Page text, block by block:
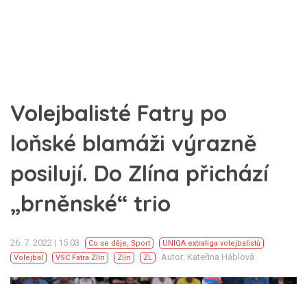
Volejbalisté Fatry po
loňské blamáži výrazně
posilují. Do Zlína přichází
„brněnské“ trio
26. 7. 2022 | 15:03 Co se děje, Sport
UNIQA extraliga volejbalistů
Volejbal
VSC Fatra Zlín Zlín ZL Autor: Kateřina Háblová